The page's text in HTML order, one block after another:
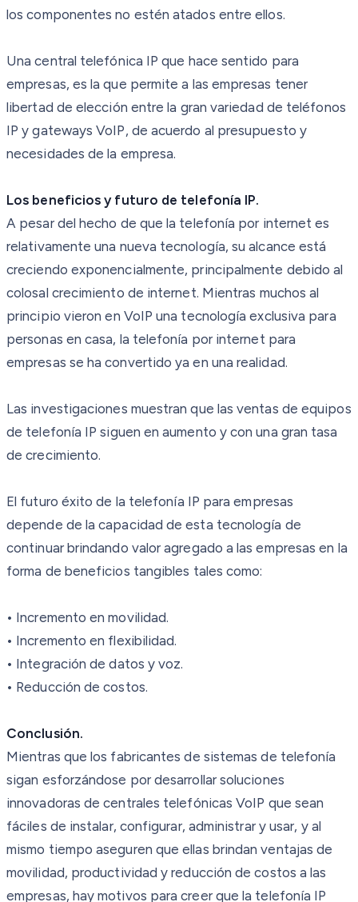
los componentes no estén atados entre ellos.
Una central telefónica IP que hace sentido para
empresas, es la que permite a las empresas tener
libertad de elección entre la gran variedad de teléfonos
IP y gateways VoIP, de acuerdo al presupuesto y
necesidades de la empresa.
Los beneficios y futuro de telefonía IP.
A pesar del hecho de que la telefonía por internet es
relativamente una nueva tecnología, su alcance está
creciendo exponencialmente, principalmente debido al
colosal crecimiento de internet. Mientras muchos al
principio vieron en VoIP una tecnología exclusiva para
personas en casa, la telefonía por internet para
empresas se ha convertido ya en una realidad.
Las investigaciones muestran que las ventas de equipos
de telefonía IP siguen en aumento y con una gran tasa
de crecimiento.
El futuro éxito de la telefonía IP para empresas
depende de la capacidad de esta tecnología de
continuar brindando valor agregado a las empresas en la
forma de beneficios tangibles tales como:
• Incremento en movilidad.
• Incremento en flexibilidad.
• Integración de datos y voz.
• Reducción de costos.
Conclusión.
Mientras que los fabricantes de sistemas de telefonía
sigan esforzándose por desarrollar soluciones
innovadoras de centrales telefónicas VoIP que sean
fáciles de instalar, configurar, administrar y usar, y al
mismo tiempo aseguren que ellas brindan ventajas de
movilidad, productividad y reducción de costos a las
empresas, hay motivos para creer que la telefonía IP